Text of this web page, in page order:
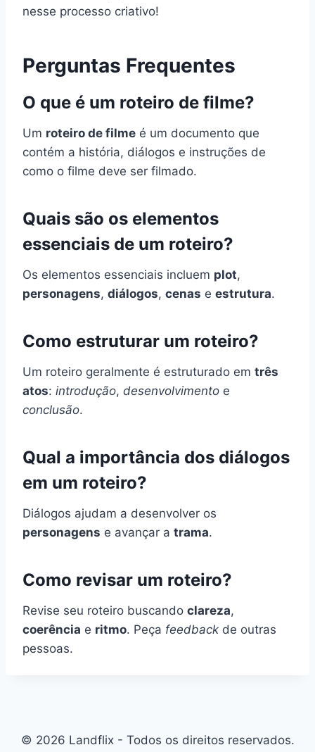
nesse processo criativo!
Perguntas Frequentes
O que é um roteiro de filme?
Um roteiro de filme é um documento que
contém a história, diálogos e instruções de
como o filme deve ser filmado.
Quais são os elementos
essenciais de um roteiro?
Os elementos essenciais incluem plot,
personagens, diálogos, cenas e estrutura.
Como estruturar um roteiro?
Um roteiro geralmente é estruturado em três
atos: introdução, desenvolvimento e
conclusão.
Qual a importância dos diálogos
em um roteiro?
Diálogos ajudam a desenvolver os
personagens e avançar a trama.
Como revisar um roteiro?
Revise seu roteiro buscando clareza,
coerência e ritmo. Peça feedback de outras
pessoas.
© 2026 Landflix - Todos os direitos reservados.